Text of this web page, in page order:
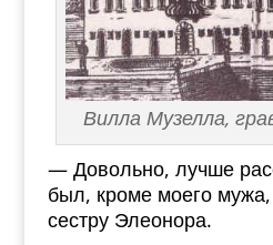
Вилла Музелла,
— Довольно, лучше
был, кроме моего
сестру Элеонора.